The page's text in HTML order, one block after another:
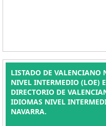
LISTADO DE
NIVEL INTERMEDIO (LOE)
DIRECTORIO DE
IDIOMAS NIVEL
NAVARRA.